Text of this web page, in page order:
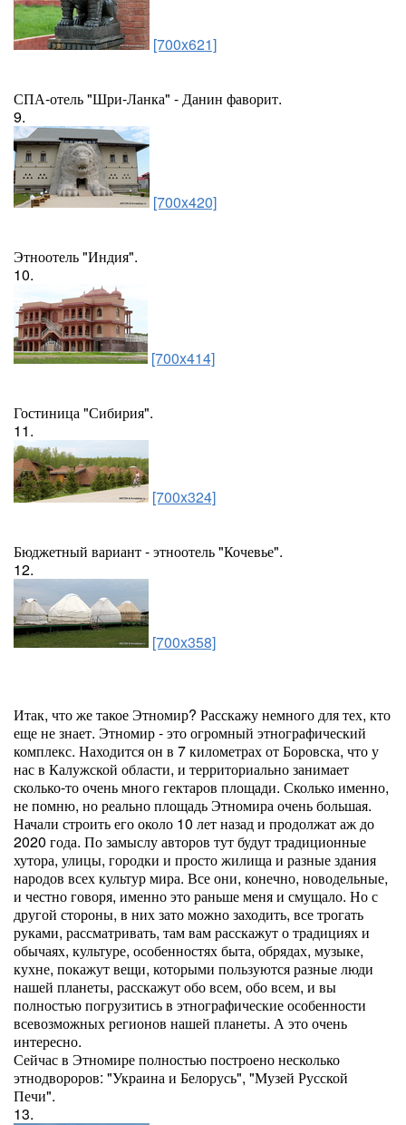
[700x621]
СПА-отель "Шри-Ланка" - Данин фаворит.
9.
[700x420]
Этноотель "Индия".
10.
[700x414]
Гостиница "Сибирия".
11.
[700x324]
Бюджетный вариант - этноотель "Кочевье".
12.
[700x358]
Итак, что же такое Этномир? Расскажу немного для тех, кто
еще не знает. Этномир - это огромный этнографический
комплекс. Находится он в 7 километрах от Боровска, что у
нас в Калужской области, и территориально занимает
сколько-то очень много гектаров площади. Сколько именно,
не помню, но реально площадь Этномира очень большая.
Начали строить его около 10 лет назад и продолжат аж до
2020 года. По замыслу авторов тут будут традиционные
хутора, улицы, городки и просто жилища и разные здания
народов всех культур мира. Все они, конечно, новодельные,
и честно говоря, именно это раньше меня и смущало. Но с
другой стороны, в них зато можно заходить, все трогать
руками, рассматривать, там вам расскажут о традициях и
обычаях, культуре, особенностях быта, обрядах, музыке,
кухне, покажут вещи, которыми пользуются разные люди
нашей планеты, расскажут обо всем, обо всем, и вы
полностью погрузитись в этнографические особенности
всевозможных регионов нашей планеты. А это очень
интересно.
Сейчас в Этномире полностью построено несколько
этнодвороров: "Украина и Белорусь", "Музей Русской
Печи".
13.